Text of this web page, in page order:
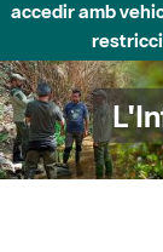
L'informatiu
Arreu - Neix